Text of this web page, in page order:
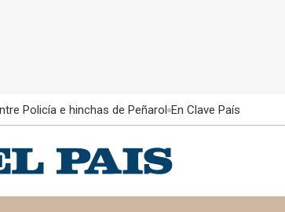
Policía e hinchas de Peñarol En Clave País